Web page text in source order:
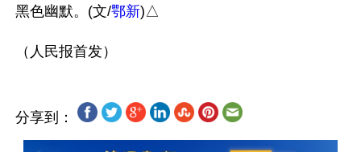
黑色幽默。(文/鄂新)△
分享到：